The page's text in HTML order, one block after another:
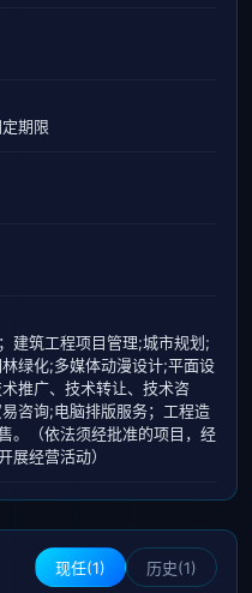
期限
建筑工程项目管理;城市规划;
绿化;多媒体动漫设计;平面设
推广、技术转让、技术咨
咨询;电脑排版服务；工程造
。（依法须经批准的项目，经
展经营活动）
现任(1) 历史(1)